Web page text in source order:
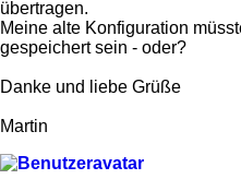
übertragen.
Meine alte Konfiguration
gespeichert sein - oder?
Danke und liebe Grüße
Martin